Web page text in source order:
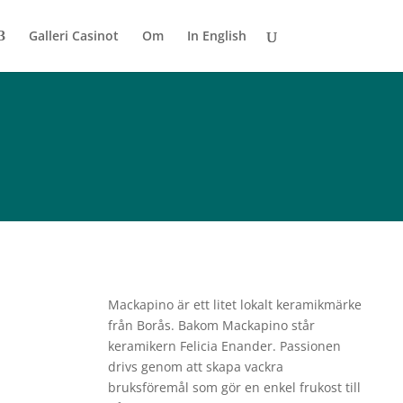
Galleri Casinot Om In English
Mackapino är ett litet lokalt keramikmärke
från Borås. Bakom Mackapino står
keramikern Felicia Enander. Passionen
drivs genom att skapa vackra
bruksföremål som gör en enkel frukost till